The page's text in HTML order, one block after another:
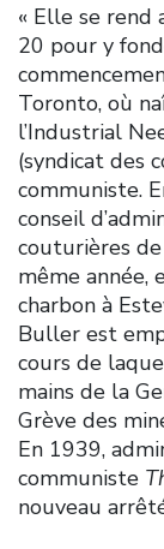
« Elle se rend
20 pour y
Toronto, où
l’Industrial
(syndicat des
communiste.
conseil
couturières
même année,
charbon à
Buller est
cours de
mains de la
Grève des
En 1939,
communiste
nouveau